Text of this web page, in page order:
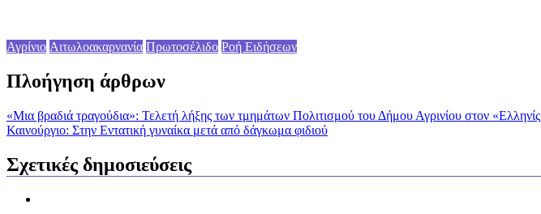
Αγρίνιο Αιτωλοακαρνανία Πρωτοσέλιδο Ροή Ειδήσεων
Πλοήγηση άρθρων
«Μια βραδιά τραγούδια»: Τελετή λήξης των τμημάτων Πολιτισμού του Δήμου Αγρινίου στον «Ελληνίς
Καινούργιο: Στην Εντατική γυναίκα μετά από δάγκωμα φιδιού
Σχετικές δημοσιεύσεις